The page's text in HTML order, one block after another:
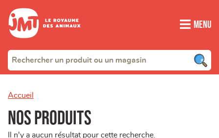
Menu
Accueil
Nos produits
Il n'y a aucun résultat pour cette recherche.